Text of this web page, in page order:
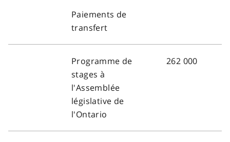
Paiements de
transfert
Programme de
stages à
l'Assemblée
législative de
l'Ontario
262 000